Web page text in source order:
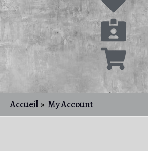
Accueil My Account